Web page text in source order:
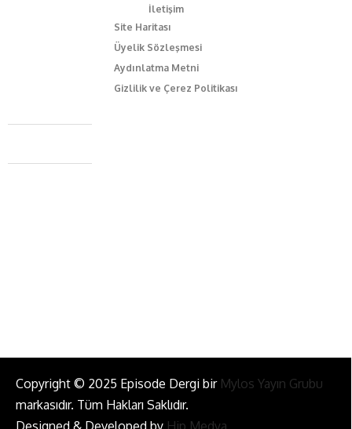
İletişim
Site Haritası
Üyelik Sözleşmesi
Aydınlatma Metni
Gizlilik ve Çerez Politikası
Caferağa Mah. Dr. Şakir Paşa Sok. No3/A Kadıköy İstanbul
+90 543 345 46 00
Copyright © 2025 Episode Dergi bir Mylos Yayın Grubu
markasıdır. Tüm Hakları Saklıdır.
Designed & Developed by Hip Medya